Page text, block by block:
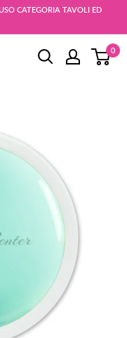
CATEGORIA TAVOLI ED
0